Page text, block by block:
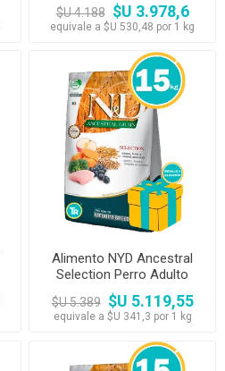
$U 4.188 $U 3.978,6
equivale a $U 530,48 por 1 kg
Alimento NYD Ancestral
Selection Perro Adulto
Razas Medianas 15 kg
$U 5.389 $U 5.119,55
equivale a $U 341,3 por 1 kg